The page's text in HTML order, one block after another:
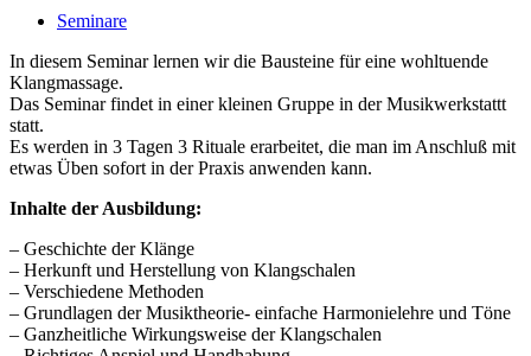
Seminare
In diesem Seminar lernen wir die Bausteine für eine wohltuende
Klangmassage.
Das Seminar findet in einer kleinen Gruppe in der Musikwerkstattt
statt.
Es werden in 3 Tagen 3 Rituale erarbeitet, die man im Anschluß mit
etwas Üben sofort in der Praxis anwenden kann.
Inhalte der Ausbildung:
– Geschichte der Klänge
– Herkunft und Herstellung von Klangschalen
– Verschiedene Methoden
– Grundlagen der Musiktheorie- einfache Harmonielehre und Töne
– Ganzheitliche Wirkungsweise der Klangschalen